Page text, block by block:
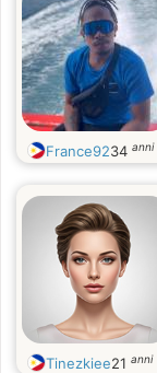
France9234 anni
Tinezkiee21 anni